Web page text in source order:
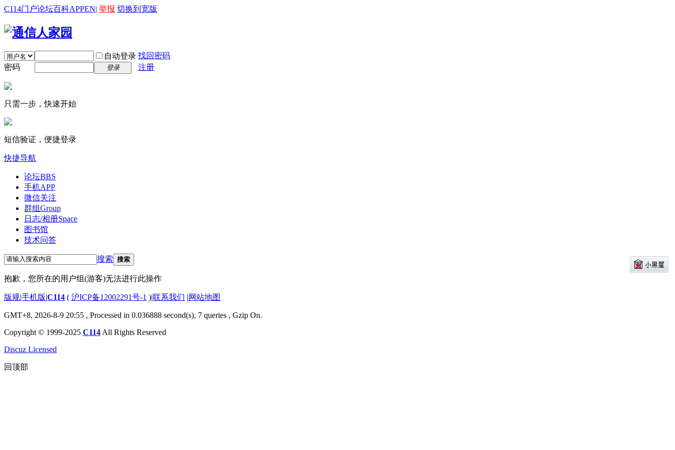
C114门户论坛百科APPEN| 举报 切换到宽版
自动登录 找回密码
密码
登录 注册
只需一步，快速开始
短信验证，便捷登录
快捷导航
论坛BBS
手机APP
微信关注
群组Group
日志/相册Space
图书馆
技术问答
搜索 搜索
抱歉，您所在的用户组(游客)无法进行此操作
版规|手机版|C114 ( 沪ICP备12002291号-1 )|联系我们 |网站地图
GMT+8, 2026-8-9 20:55 , Processed in 0.036888 second(s), 7 queries , Gzip On.
Copyright © 1999-2025 C114 All Rights Reserved
Discuz Licensed
回顶部